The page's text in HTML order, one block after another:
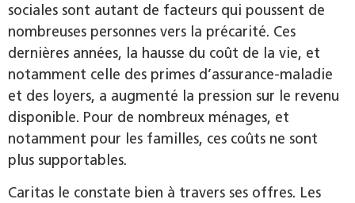
sociales sont autant de facteurs qui poussent de
nombreuses personnes vers la précarité. Ces
dernières années, la hausse du coût de la vie, et
notamment celle des primes d’assurance-maladie
et des loyers, a augmenté la pression sur le revenu
disponible. Pour de nombreux ménages, et
notamment pour les familles, ces coûts ne sont
plus supportables.
Caritas le constate bien à travers ses offres. Les